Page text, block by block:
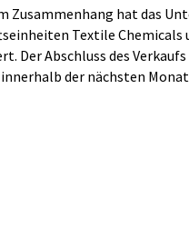
Zusammenhang hat das
Textile Chemicals
Der Abschluss des
innerhalb der nächsten